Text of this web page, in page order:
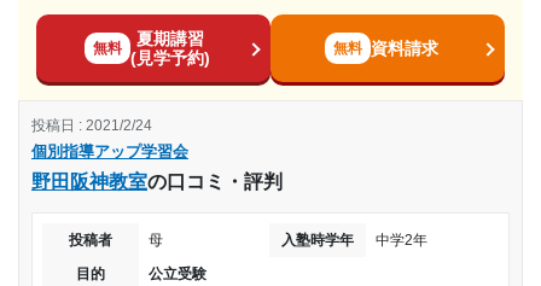
高校入試の時に、成績をしっかり上げていただきまし
た。
志望校と合格状況
---
個別指導アップ学習会 加美教室の口コミをもっと見る
高校2年
受講コース
---
通塾頻度
---
コース・カリキュラム
春季講習、入試対策プログラム
講師の教え方
塾内の環境
---
塾周辺の環境
授業以外のサポート
(相談・面談、家庭学習のサポート、授業以外のコミュニケーション等)
無料
夏期講習
(見学予約)
無料 資料請求
個別指導アップ学習会
野田阪神教室の口コミ・評判
投稿日 : 2021/2/24
投稿者 母 入塾時学年
中学2年
目的
公立受験